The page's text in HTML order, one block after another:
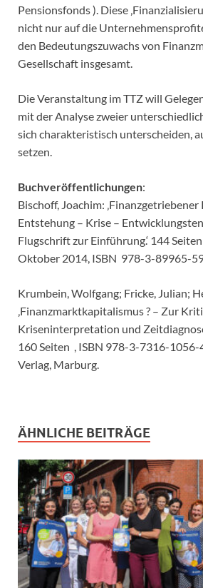
Pensionsfonds ). Diese
nicht nur auf die
den Bedeutungszuwachs von
Gesellschaft insgesamt.
Die Veranstaltung im TTZ will
mit der Analyse zweier
sich charakteristisch unterscheiden,
setzen.
Buchveröffentlichungen:
Bischoff, Joachim:
Entstehung – Krise –
Flugschrift zur Einführung.‘ 144
Oktober 2014, ISBN 978-3-89965-
Krumbein, Wolfgang; Fricke, Julian;
‚Finanzmarktkapitalismus ? – Zur
Kriseninterpretation und
160 Seiten , ISBN 978-3-7316-
Verlag, Marburg.
ÄHNLICHE BEITRÄGE